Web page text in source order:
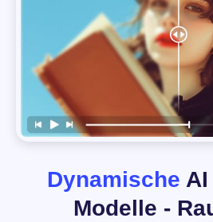
Dynamische
Modelle -